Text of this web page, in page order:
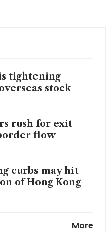
tightening
stock
rush for exit
flow
curbs may hit
of Hong Kong
More